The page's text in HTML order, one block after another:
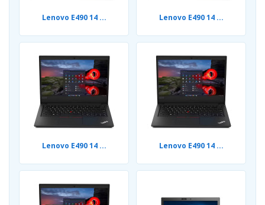
Lenovo E490 14 ... Lenovo E490 14 ...
Lenovo E490 14 ... Lenovo E490 14 ...